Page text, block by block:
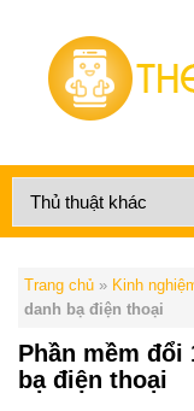
Trang chủ » Kinh
danh bạ điện thoại
Phần mềm đổi
bạ điện thoại